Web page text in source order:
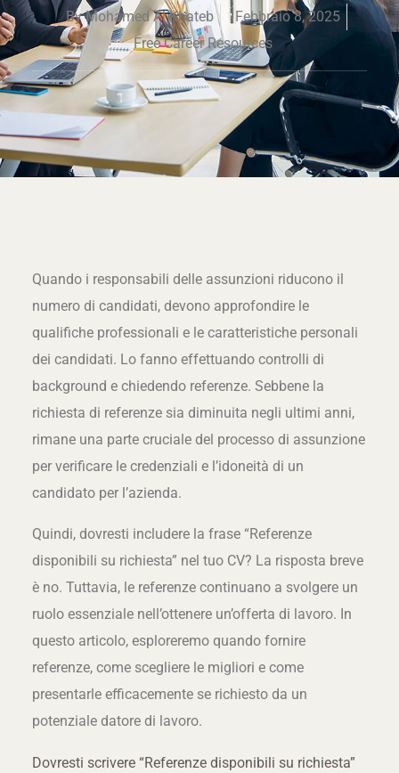
ByMohamed Al Khateb
Febbraio 8, 2025
Free Career Resources
Quando i responsabili delle assunzioni riducono il
numero di candidati, devono approfondire le
qualifiche professionali e le caratteristiche personali
dei candidati. Lo fanno effettuando controlli di
background e chiedendo referenze. Sebbene la
richiesta di referenze sia diminuita negli ultimi anni,
rimane una parte cruciale del processo di assunzione
per verificare le credenziali e l’idoneità di un
candidato per l’azienda.
Quindi, dovresti includere la frase “Referenze
disponibili su richiesta” nel tuo CV? La risposta breve
è no. Tuttavia, le referenze continuano a svolgere un
ruolo essenziale nell’ottenere un’offerta di lavoro. In
questo articolo, esploreremo quando fornire
referenze, come scegliere le migliori e come
presentarle efficacemente se richiesto da un
potenziale datore di lavoro.
Dovresti scrivere “Referenze disponibili su richiesta”